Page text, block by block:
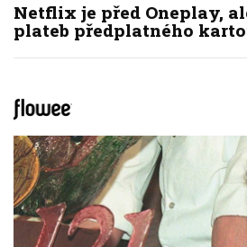
Netflix je před Oneplay,
plateb předplatného